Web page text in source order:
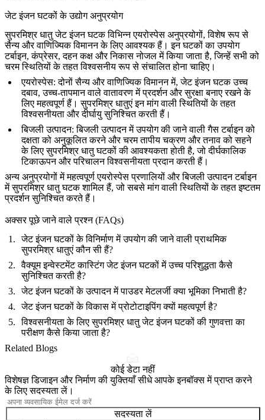
जेट इंजन घटकों के उद्योग अनुप्रयोग
सुपरमिश्र धातु जेट इंजन घटकविभिन्न एयरोस्पेस अनुप्रयोगों, विशेष रूप से
सैन्य और वाणिज्यिक विमानन के लिए आवश्यक हैं। इन घटकों का उपयोग
टर्बाइन, कंप्रेसर, दहन कक्ष और निकास नोजल में किया जाता है, जिन्हें सभी को
चरम स्थितियों के तहत विश्वसनीय रूप से संचालित होना चाहिए।
एयरोस्पेस: दोनोंसैन्य औरवाणिज्यिक विमाननमें, जेट इंजन घटक उच्च
दबाव, उच्च-तापमान वाले वातावरण में प्रदर्शन और सुरक्षा बनाए रखने के
लिए महत्वपूर्ण हैं। सुपरमिश्र धातुएं इन मांग वाली स्थितियों के तहत
विश्वसनीयता और दीर्घायु सुनिश्चित करती हैं।
बिजली उत्पादन: बिजली उत्पादन में उपयोग की जाने वालीगैस टर्बाइनको
दक्षता को अनुकूलित करने और चरम तापीय चक्रण और तनाव को सहने
के लिएसुपरमिश्र धातु घटकोंकी आवश्यकता होती है, जो दीर्घकालिक
टिकाऊपन और परिचालन विश्वसनीयता प्रदान करती हैं।
अन्य अनुप्रयोगों में महत्वपूर्ण एयरोस्पेस प्रणालियों और बिजली उत्पादन टर्बाइन
मेंसुपरमिश्र धातु घटकशामिल हैं, जो सबसे मांग वाली स्थितियों के तहत इष्टतम
प्रदर्शन सुनिश्चित करते हैं।
अक्सर पूछे जाने वाले प्रश्न (FAQs)
जेट इंजन घटकों के विनिर्माण में उपयोग की जाने वाली प्राथमिक
सुपरमिश्र धातुएं कौन सी हैं?
वैक्यूम इन्वेस्टमेंट कास्टिंग जेट इंजन घटकों में उच्च परिशुद्धता कैसे
सुनिश्चित करती है?
जेट इंजन घटकों के उत्पादन में पाउडर मेटलर्जी क्या भूमिका निभाती है?
जेट इंजन घटकों के विकास में प्रोटोटाइपिंग क्यों महत्वपूर्ण है?
विश्वसनीयता के लिए सुपरमिश्र धातु जेट इंजन घटकों की गुणवत्ता का
परीक्षण कैसे किया जाता है?
Related Blogs
कोई डेटा नहीं
विशेषज्ञ डिजाइन और निर्माण की युक्तियाँ सीधे आपके इनबॉक्स में प्राप्त करने
के लिए सदस्यता लें।
सदस्यता लें